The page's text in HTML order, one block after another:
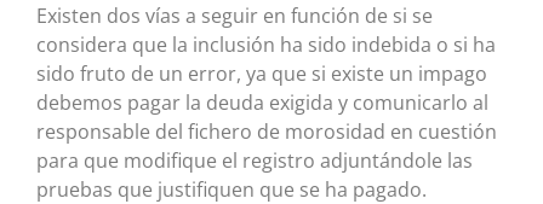
Existen dos vías a seguir en función de si se
considera que la inclusión ha sido indebida o si ha
sido fruto de un error, ya que si existe un impago
debemos pagar la deuda exigida y comunicarlo al
responsable del fichero de morosidad en cuestión
para que modifique el registro adjuntándole las
pruebas que justifiquen que se ha pagado.